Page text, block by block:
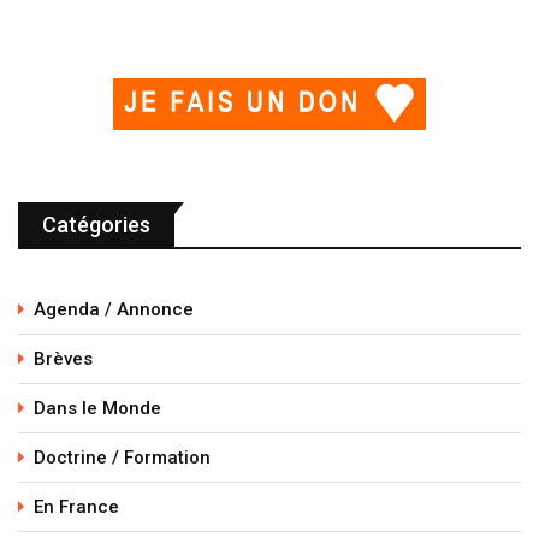
Catégories
Agenda / Annonce
Brèves
Dans le Monde
Doctrine / Formation
En France